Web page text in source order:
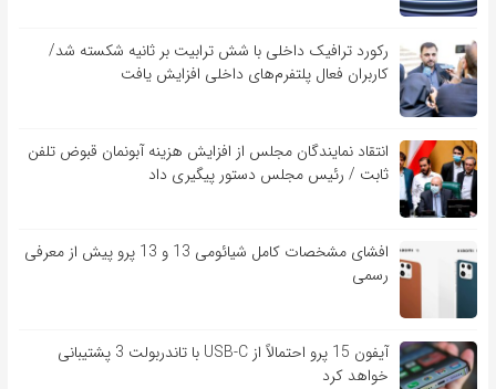
رکورد ترافیک داخلی با شش ترابیت بر ثانیه شکسته شد/
کاربران فعال پلتفرم‌های داخلی افزایش یافت
انتقاد نمایندگان مجلس از افزایش هزینه آبونمان قبوض تلفن
ثابت / رئیس مجلس دستور پیگیری داد
افشای مشخصات کامل شیائومی 13 و 13 پرو پیش از معرفی
رسمی
آیفون 15 پرو احتمالاً از USB-C با تاندربولت 3 پشتیبانی
خواهد کرد